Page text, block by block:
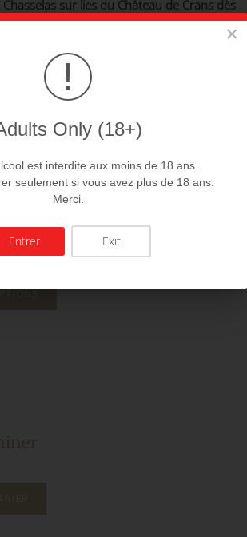
sur lies du Château de Crans dès
de la livraison offerte dès 250 CHF
être intéressés par ces
×
!
Only (18+)
est interdite aux moins de 18 ans.
seulement si vous avez plus de 18 ans.
Merci.
Entrer Exit